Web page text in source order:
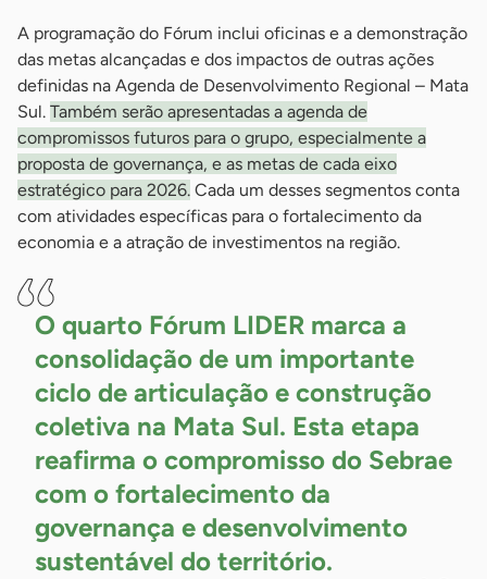
A programação do Fórum inclui oficinas e a demonstração
das metas alcançadas e dos impactos de outras ações
definidas na Agenda de Desenvolvimento Regional – Mata
Sul. Também serão apresentadas a agenda de
compromissos futuros para o grupo, especialmente a
proposta de governança, e as metas de cada eixo
estratégico para 2026. Cada um desses segmentos conta
com atividades específicas para o fortalecimento da
economia e a atração de investimentos na região.
O quarto Fórum LIDER marca a
consolidação de um importante
ciclo de articulação e construção
coletiva na Mata Sul. Esta etapa
reafirma o compromisso do Sebrae
com o fortalecimento da
governança e desenvolvimento
sustentável do território.